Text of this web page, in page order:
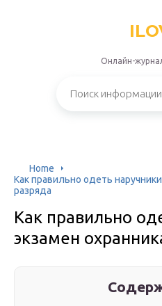
Онлайн-
Home
Как правильно одеть
разряда
Как правильно
экзамен